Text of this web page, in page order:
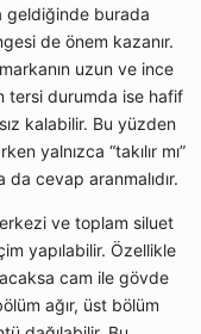
geldiğinde burada
de önem kazanır.
uzun ve ince
tersi durumda ise hafif
kalabilir. Bu yüzden
yalnızca “takılır mı”
da cevap aranmalıdır.
ve toplam siluet
yapılabilir. Özellikle
cam ile gövde
ağır, üst bölüm